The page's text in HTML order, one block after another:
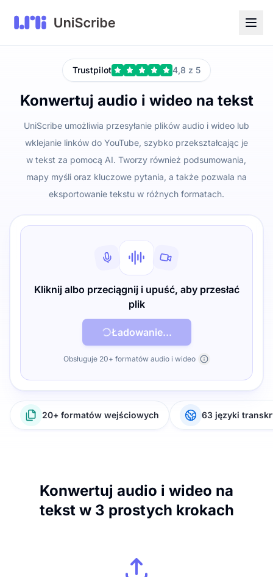
Trustpilot 4,8 z 5
Konwertuj audio i wideo na tekst
UniScribe umożliwia przesyłanie plików audio i wideo lub
wklejanie linków do YouTube, szybko przekształcając je
w tekst za pomocą AI. Tworzy również podsumowania,
mapy myśli oraz kluczowe pytania, a także pozwala na
eksportowanie tekstu w różnych formatach.
Kliknij albo przeciągnij i upuść, aby przesłać
plik
Ładowanie...
Obsługuje 20+ formatów audio i wideo
20+ formatów wejściowych 63 języki
Konwertuj audio i wideo na
tekst w 3 prostych krokach